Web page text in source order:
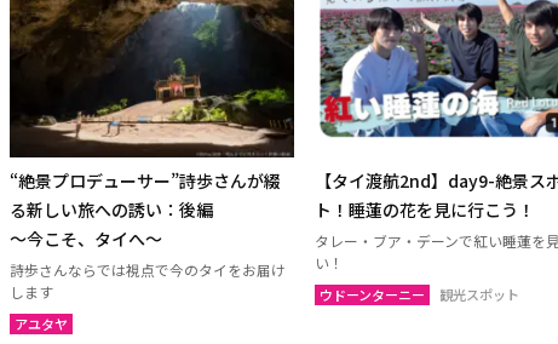
“絶景プロデューサー”詩歩さんが綴
る新しい旅への誘い：後編
～今こそ、タイへ～
詩歩さんならでは視点で今のタイをお届け
します
アユタヤ
【タイ渡航2nd】day9-絶景ス
ト！睡蓮の花を見に行こう！
タレー・ブア・デーンで紅い睡蓮を
い！
ウドーンターニー 観光スポット